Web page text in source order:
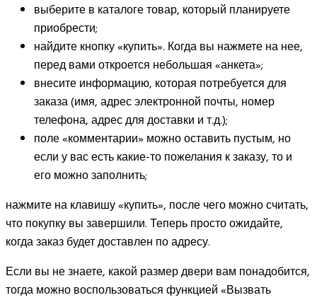
выберите в каталоге товар, который планируете
приобрести;
найдите кнопку «купить». Когда вы нажмете на нее,
перед вами откроется небольшая «анкета»;
внесите информацию, которая потребуется для
заказа (имя, адрес электронной почты, номер
телефона, адрес для доставки и т.д.);
поле «комментарии» можно оставить пустым, но
если у вас есть какие-то пожелания к заказу, то и
его можно заполнить;
нажмите на клавишу «купить», после чего можно считать,
что покупку вы завершили. Теперь просто ожидайте,
когда заказ будет доставлен по адресу.
Если вы не знаете, какой размер двери вам понадобится,
тогда можно воспользоваться функцией «Вызвать